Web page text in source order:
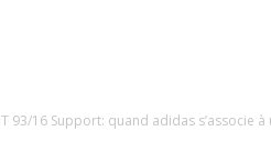
93/16 Support: quand adidas s’associe à